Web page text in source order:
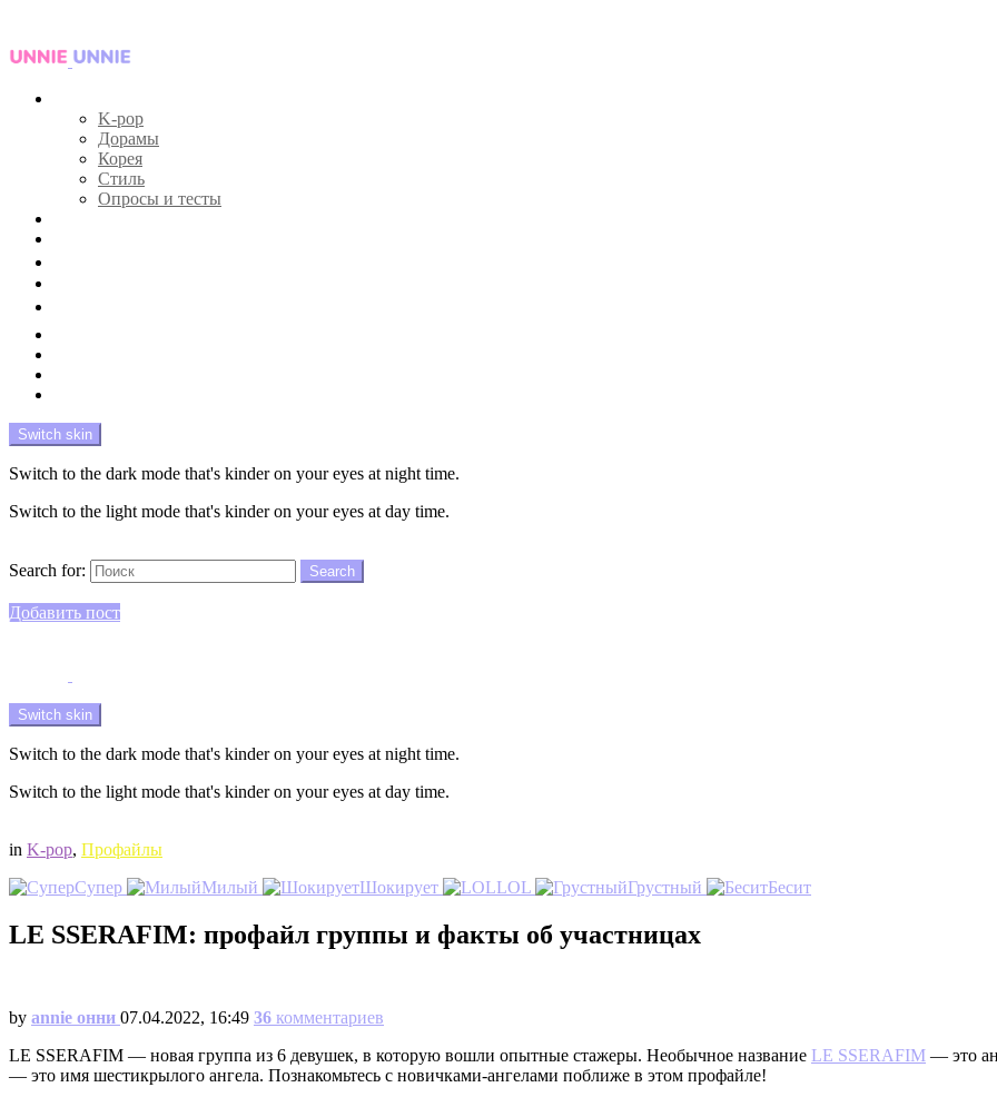
K-pop
Дорамы
Корея
Стиль
Опросы и тесты
Switch skin
Switch to the dark mode that's kinder on your eyes at night time.
Switch to the light mode that's kinder on your eyes at day time.
Search for:
Search
Добавить пост
Switch skin
Switch to the dark mode that's kinder on your eyes at night time.
Switch to the light mode that's kinder on your eyes at day time.
in K-pop, Профайлы
Супер
Милый Шокирует LOL Грустный Бесит
LE SSERAFIM: профайл группы и факты об участницах
by annie онни 07.04.2022, 16:49 36 комментариев
LE SSERAFIM — новая группа из 6 девушек, в которую вошли опытные стажеры. Необычное название LE SSERAFIM — это
— это имя шестикрылого ангела. Познакомьтесь с новичками-ангелами поближе в этом профайле!